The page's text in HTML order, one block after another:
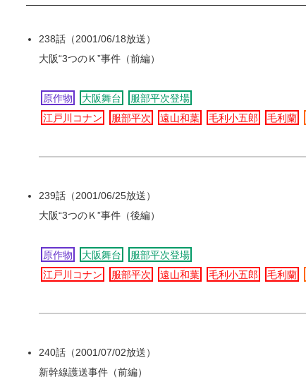
238話（2001/06/18放送）
大阪“3つのＫ”事件（前編）
原作物 大阪舞台
服部平次登場
江戸川コナン
服部平次 遠山和葉 毛利小五郎 毛利蘭
239話（2001/06/25放送）
大阪“3つのＫ”事件（後編）
原作物 大阪舞台
服部平次登場
江戸川コナン
服部平次 遠山和葉 毛利小五郎 毛利蘭
240話（2001/07/02放送）
新幹線護送事件（前編）